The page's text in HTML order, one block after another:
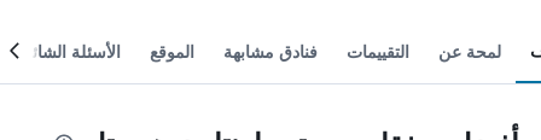
لمحة عن التقييمات فنادق مشابهة الموقع الأسئلة الشائعة